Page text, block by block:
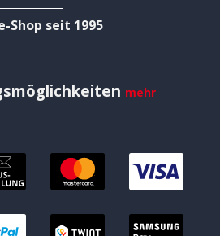
Shop seit 1995
mehr